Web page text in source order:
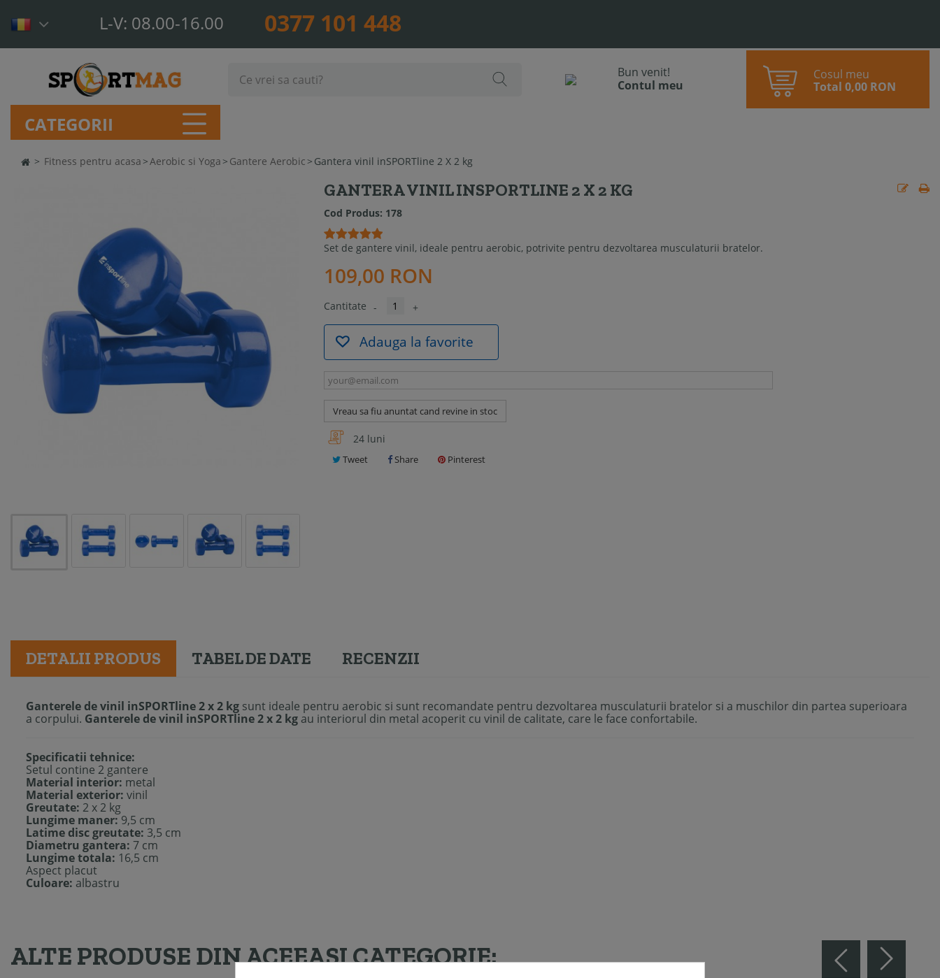
L-V: 08.00-16.00 0377 101 448
bun venit!
contul meu
Cosul meu
Total 0,00 RON
CATEGORII
> Fitness pentru acasa >Aerobic si Yoga > Gantere Aerobic > Gantera vinil inSPORTline 2 X 2 kg
GANTERA VINIL INSPORTLINE 2 X 2 KG
Cod Produs: 178
Set de gantere vinil, ideale pentru aerobic, potrivite pentru dezvoltarea musculaturii bratelor.
109,00 RON
Cantitate - +
Adauga la favorite
Vreau sa fiu anuntat cand revine in stoc
24 luni
Tweet Share Pinterest
DETALII PRODUS TABEL DE DATE RECENZII
Ganterele de vinil inSPORTline 2 x 2 kg sunt ideale pentru aerobic si sunt recomandate pentru dezvoltarea musculaturii bratelor si a muschilor din partea superioara
a corpului. Ganterele de vinil inSPORTline 2 x 2 kg au interiorul din metal acoperit cu vinil de calitate, care le face confortabile.
Specificatii tehnice:
Setul contine 2 gantere
Material interior: metal
Material exterior: vinil
Greutate: 2 x 2 kg
Lungime maner: 9,5 cm
Latime disc greutate: 3,5 cm
Diametru gantera: 7 cm
Lungime totala: 16,5 cm
Aspect placut
Culoare: albastru
ALTE PRODUSE DIN ACEEASI CATEGORIE: